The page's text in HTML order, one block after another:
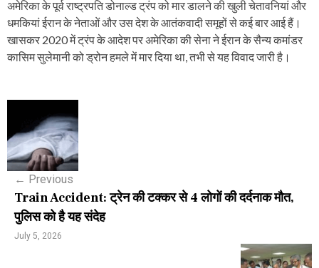
अमेरिका के पूर्व राष्ट्रपति डोनाल्ड ट्रंप को मार डालने की खुली चेतावनियां और
धमकियां ईरान के नेताओं और उस देश के आतंकवादी समूहों से कई बार आई हैं।
खासकर 2020 में ट्रंप के आदेश पर अमेरिका की सेना ने ईरान के सैन्य कमांडर
कासिम सुलेमानी को ड्रोन हमले में मार दिया था, तभी से यह विवाद जारी है।
o
s
n
a
← Previous
Train Accident: ट्रेन की टक्कर से 4 लोगों की दर्दनाक मौत,
पुलिस को है यह संदेह
July 5, 2026